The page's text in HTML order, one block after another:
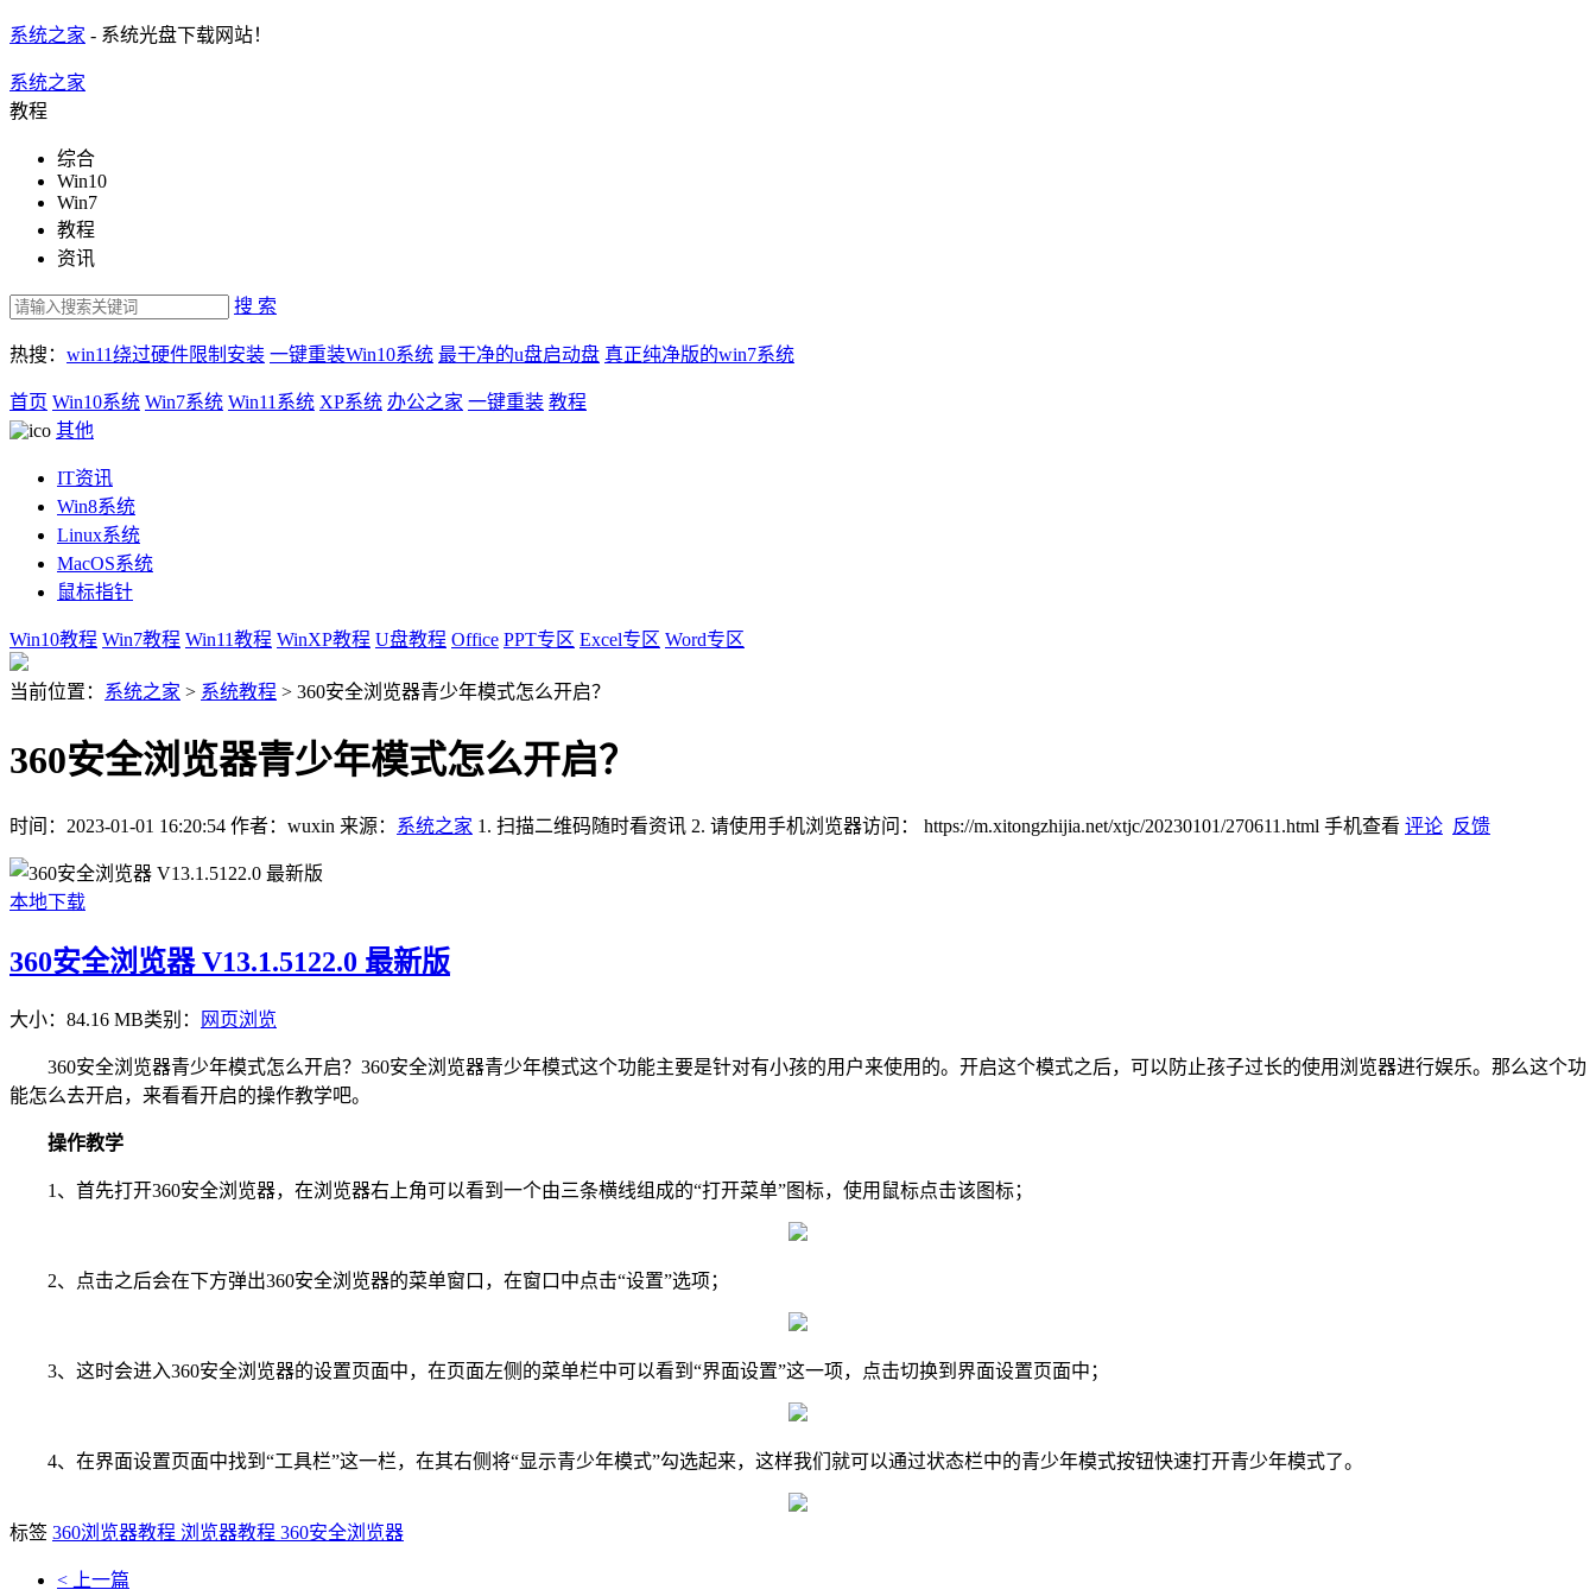
系统之家 - 系统光盘下载网站！
系统之家
教程
综合
Win10
Win7
教程
资讯
搜 索
热搜： win11绕过硬件限制安装 一键重装Win10系统 最干净的u盘启动盘 真正纯净版的win7系统
首页 Win10系统 Win7系统 Win11系统 XP系统 办公之家 一键重装 教程
其他
IT资讯
Win8系统
Linux系统
MacOS系统
鼠标指针
Win10教程 Win7教程 Win11教程 WinXP教程 U盘教程 Office PPT专区 Excel专区 Word专区
当前位置： 系统之家 > 系统教程 > 360安全浏览器青少年模式怎么开启？
360安全浏览器青少年模式怎么开启？
时间：2023-01-01 16:20:54 作者：wuxin 来源： 系统之家 1. 扫描二维码随时看资讯 2. 请使用手机浏览器访问： https://m.xitongzhijia.net/xtjc/20230101/270611.html 手机查看 评论 反馈
本地下载
360安全浏览器 V13.1.5122.0 最新版
大小：84.16 MB类别： 网页浏览
360安全浏览器青少年模式怎么开启？360安全浏览器青少年模式这个功能主要是针对有小孩的用户来使用的。开启这个模式之后，可以防止孩子过长的使用浏览器进行娱乐。那么这个功
能怎么去开启，来看看开启的操作教学吧。
操作教学
1、首先打开360安全浏览器，在浏览器右上角可以看到一个由三条横线组成的“打开菜单”图标，使用鼠标点击该图标；
2、点击之后会在下方弹出360安全浏览器的菜单窗口，在窗口中点击“设置”选项；
3、这时会进入360安全浏览器的设置页面中，在页面左侧的菜单栏中可以看到“界面设置”这一项，点击切换到界面设置页面中；
4、在界面设置页面中找到“工具栏”这一栏，在其右侧将“显示青少年模式”勾选起来，这样我们就可以通过状态栏中的青少年模式按钮快速打开青少年模式了。
标签 360浏览器教程 浏览器教程 360安全浏览器
< 上一篇